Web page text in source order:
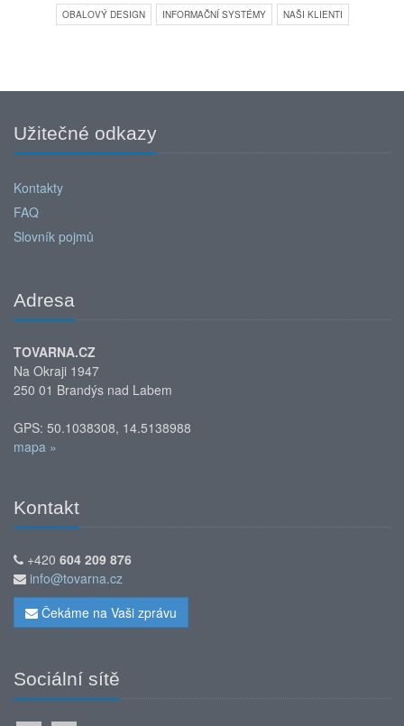
OBALOVÝ DESIGN INFORMAČNÍ SYSTÉMY NAŠI KLIENTI
Užitečné odkazy
Kontakty
FAQ
Slovník pojmů
Adresa
TOVARNA.CZ
Na Okraji 1947
250 01 Brandýs nad Labem
GPS: 50.1038308, 14.5138988
mapa »
Kontakt
+420 604 209 876
info@tovarna.cz
Čekáme na Vaši zprávu
Sociální sítě